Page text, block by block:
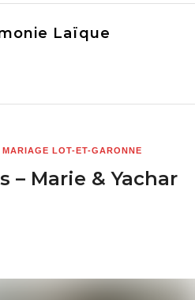
Laïque
MARIAGE LOT-ET-GARONNE
– Marie & Yachar